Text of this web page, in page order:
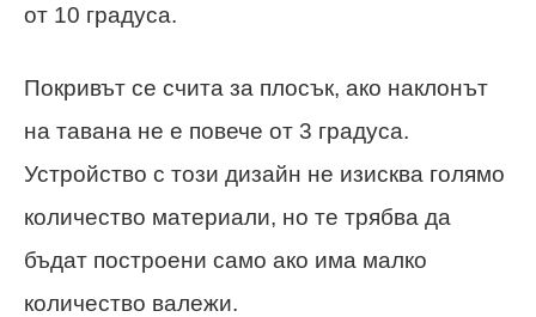
от 10 градуса.
Покривът се счита за плосък, ако наклонът
на тавана не е повече от 3 градуса.
Устройство с този дизайн не изисква голямо
количество материали, но те трябва да
бъдат построени само ако има малко
количество валежи.